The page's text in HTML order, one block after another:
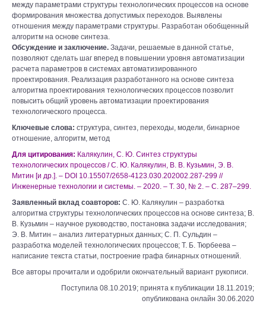
между параметрами структуры технологических процессов на основе
формирования множества допустимых переходов. Выявлены
отношения между параметрами структуры. Разработан обобщенный
алгоритм на основе синтеза.
Обсуждение и заключение. Задачи, решаемые в данной статье,
позволяют сделать шаг вперед в повышении уровня автоматизации
расчета параметров в системах автоматизированного
проектирования. Реализация разработанного на основе синтеза
алгоритма проектирования технологических процессов позволит
повысить общий уровень автоматизации проектирования
технологического процесса.
Ключевые слова: структура, синтез, переходы, модели, бинарное
отношение, алгоритм, метод
Для цитирования: Калякулин, С. Ю. Синтез структуры
технологических процессов / С. Ю. Калякулин, В. В. Кузьмин, Э. В.
Митин [и др.]. – DOI 10.15507/2658-4123.030.202002.287-299 //
Инженерные технологии и системы. – 2020. – Т. 30, № 2. – С. 287–299.
Заявленный вклад соавторов: С. Ю. Калякулин – разработка
алгоритма структуры технологических процессов на основе синтеза; В.
В. Кузьмин – научное руководство, постановка задачи исследования;
Э. В. Митин – анализ литературных данных; С. П. Сульдин –
разработка моделей технологических процессов; Т. Б. Тюрбеева –
написание текста статьи, построение графа бинарных отношений.
Все авторы прочитали и одобрили окончательный вариант рукописи.
Поступила 08.10.2019; принята к публикации 18.11.2019;
опубликована онлайн 30.06.2020